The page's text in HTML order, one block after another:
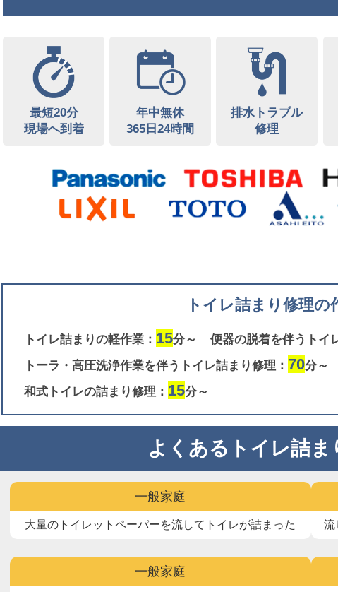
最短20分
現場へ到着
年中無休
365日24時間
排水トラブル
修理
トイレ詰まり修理の
トイレ詰まりの軽作業： 15分～ 便器の脱着を伴うトイ
トーラ・高圧洗浄作業を伴うトイレ詰まり修理： 70分～
和式トイレの詰まり修理： 15分～
よくあるトイレ詰ま
一般家庭
大量のトイレットペーパーを流して トイレが詰まった 流
一般家庭